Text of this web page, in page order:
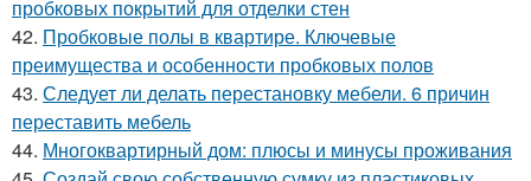
пробковых покрытий для отделки стен
42. Пробковые полы в квартире. Ключевые
преимущества и особенности пробковых полов
43. Следует ли делать перестановку мебели. 6 причин
переставить мебель
44. Многоквартирный дом: плюсы и минусы проживания